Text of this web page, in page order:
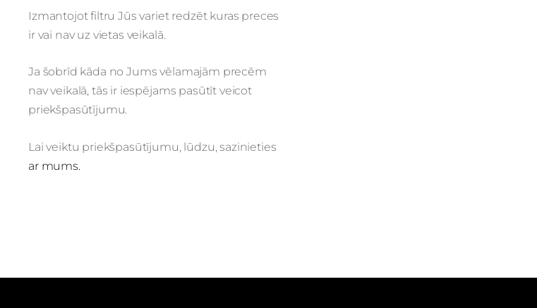
Izmantojot filtru Jūs variet redzēt kuras preces
ir vai nav uz vietas veikalā.
Ja šobrīd kāda no Jums vēlamajām precēm
nav veikalā, tās ir iespējams pasūtīt veicot
priekšpasūtījumu.
Lai veiktu priekšpasūtījumu, lūdzu, sazinieties
ar mums.